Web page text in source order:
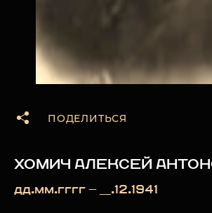
ПОДЕЛИТЬСЯ
ХОМИЧ АЛЕКСЕЙ
дд.мм.гггг — __.12.1941